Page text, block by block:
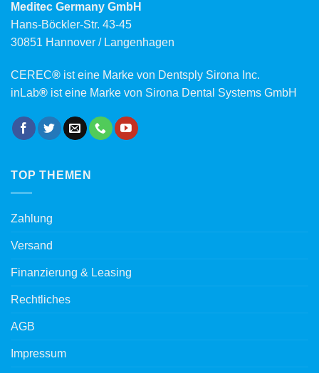
Meditec Germany GmbH
Hans-Böckler-Str. 43-45
30851 Hannover / Langenhagen
CEREC® ist eine Marke von Dentsply Sirona Inc.
inLab® ist eine Marke von Sirona Dental Systems GmbH
TOP THEMEN
Zahlung
Versand
Finanzierung & Leasing
Rechtliches
AGB
Impressum